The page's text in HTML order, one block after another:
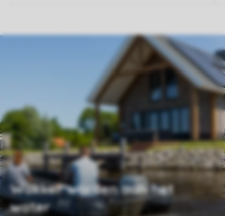
Wakker worden aan het
water